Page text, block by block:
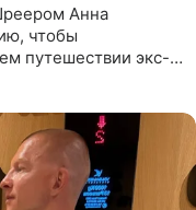
Анна
чтобы
путешествии экс-